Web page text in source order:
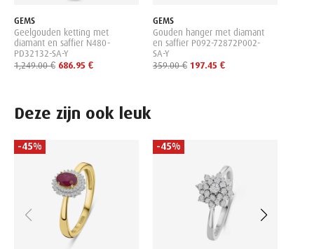
GEMS
Geelgouden ketting met
diamant en saffier N480-
PD32132-SA-Y
1,249.00 € 686.95 €
GEMS
Gouden hanger met diamant
en saffier P092-72872P002-
SA-Y
359.00 € 197.45 €
Deze zijn ook leuk
-45% -45%